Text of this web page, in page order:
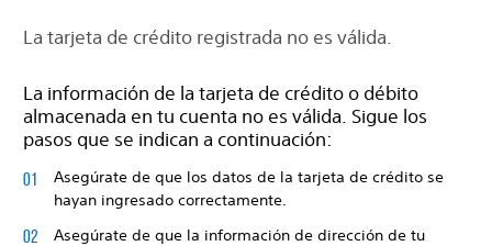
La tarjeta de crédito registrada no es válida.
La información de la tarjeta de crédito o débito
almacenada en tu cuenta no es válida. Sigue los
pasos que se indican a continuación:
Asegúrate de que los datos de la tarjeta de crédito se
hayan ingresado correctamente.
Asegúrate de que la información de dirección de tu